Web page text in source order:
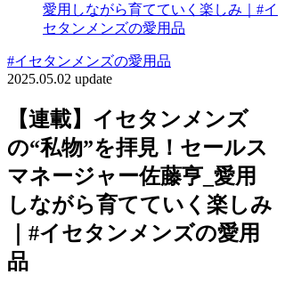
愛用しながら育てていく楽しみ｜#イ
セタンメンズの愛用品
#イセタンメンズの愛用品
2025.05.02 update
【連載】イセタンメンズ
の“私物”を拝見！セールス
マネージャー佐藤亨_愛用
しながら育てていく楽しみ
｜#イセタンメンズの愛用
品